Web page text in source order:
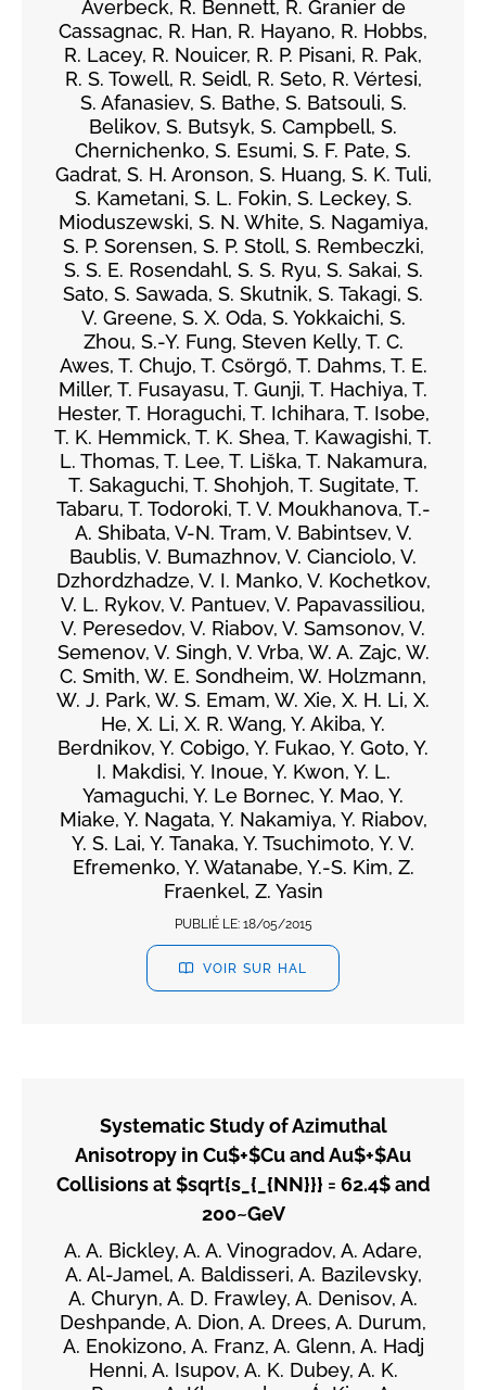
Averbeck, R. Bennett, R. Granier de
Cassagnac, R. Han, R. Hayano, R. Hobbs,
R. Lacey, R. Nouicer, R. P. Pisani, R. Pak,
R. S. Towell, R. Seidl, R. Seto, R. Vértesi,
S. Afanasiev, S. Bathe, S. Batsouli, S.
Belikov, S. Butsyk, S. Campbell, S.
Chernichenko, S. Esumi, S. F. Pate, S.
Gadrat, S. H. Aronson, S. Huang, S. K. Tuli,
S. Kametani, S. L. Fokin, S. Leckey, S.
Mioduszewski, S. N. White, S. Nagamiya,
S. P. Sorensen, S. P. Stoll, S. Rembeczki,
S. S. E. Rosendahl, S. S. Ryu, S. Sakai, S.
Sato, S. Sawada, S. Skutnik, S. Takagi, S.
V. Greene, S. X. Oda, S. Yokkaichi, S.
Zhou, S.-Y. Fung, Steven Kelly, T. C.
Awes, T. Chujo, T. Csörgő, T. Dahms, T. E.
Miller, T. Fusayasu, T. Gunji, T. Hachiya, T.
Hester, T. Horaguchi, T. Ichihara, T. Isobe,
T. K. Hemmick, T. K. Shea, T. Kawagishi, T.
L. Thomas, T. Lee, T. Liška, T. Nakamura,
T. Sakaguchi, T. Shohjoh, T. Sugitate, T.
Tabaru, T. Todoroki, T. V. Moukhanova, T.-
A. Shibata, V-N. Tram, V. Babintsev, V.
Baublis, V. Bumazhnov, V. Cianciolo, V.
Dzhordzhadze, V. I. Manko, V. Kochetkov,
V. L. Rykov, V. Pantuev, V. Papavassiliou,
V. Peresedov, V. Riabov, V. Samsonov, V.
Semenov, V. Singh, V. Vrba, W. A. Zajc, W.
C. Smith, W. E. Sondheim, W. Holzmann,
W. J. Park, W. S. Emam, W. Xie, X. H. Li, X.
He, X. Li, X. R. Wang, Y. Akiba, Y.
Berdnikov, Y. Cobigo, Y. Fukao, Y. Goto, Y.
I. Makdisi, Y. Inoue, Y. Kwon, Y. L.
Yamaguchi, Y. Le Bornec, Y. Mao, Y.
Miake, Y. Nagata, Y. Nakamiya, Y. Riabov,
Y. S. Lai, Y. Tanaka, Y. Tsuchimoto, Y. V.
Efremenko, Y. Watanabe, Y.-S. Kim, Z.
Fraenkel, Z. Yasin
PUBLIÉ LE: 18/05/2015
VOIR SUR HAL
Systematic Study of Azimuthal
Anisotropy in Cu$+$Cu and Au$+$Au
Collisions at $sqrt{s_{_{NN}}} = 62.4$ and
200~GeV
A. A. Bickley, A. A. Vinogradov, A. Adare,
A. Al-Jamel, A. Baldisseri, A. Bazilevsky,
A. Churyn, A. D. Frawley, A. Denisov, A.
Deshpande, A. Dion, A. Drees, A. Durum,
A. Enokizono, A. Franz, A. Glenn, A. Hadj
Henni, A. Isupov, A. K. Dubey, A. K.